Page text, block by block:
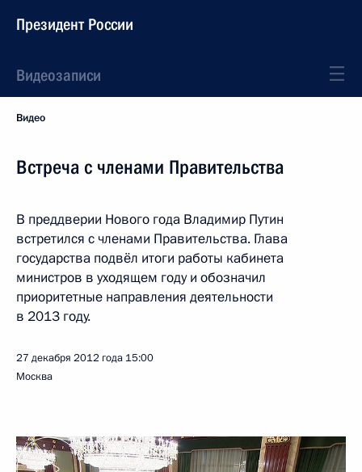
Президент России
Видеозаписи
Видео
Встреча с членами Правительства
В преддверии Нового года Владимир Путин
встретился с членами Правительства. Глава
государства подвёл итоги работы кабинета
министров в уходящем году и обозначил
приоритетные направления деятельности
в 2013 году.
27 декабря 2012 года 15:00
Москва